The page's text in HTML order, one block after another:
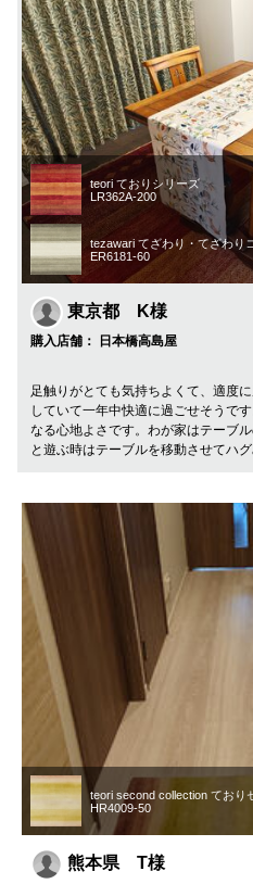
teori ておりシリーズ
LR362A-200
tezawari てざわり・てざわり
ER6181-60
東京都 K様
購入店舗： 日本橋高島屋
足触りがとても気持ちよくて、適度
していて一年中快適に過ごせそうで
なる心地よさです。わが家はテーブ
と遊ぶ時はテーブルを移動させてハ
teori second collection ており
HR4009-50
熊本県 T様